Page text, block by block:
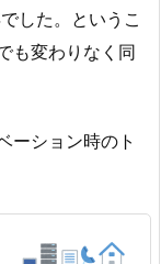
した。というこ
も変わりなく同
ーション時のト